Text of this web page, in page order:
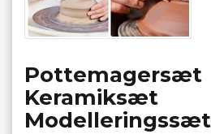
Pottemagersæt
Keramiksæt